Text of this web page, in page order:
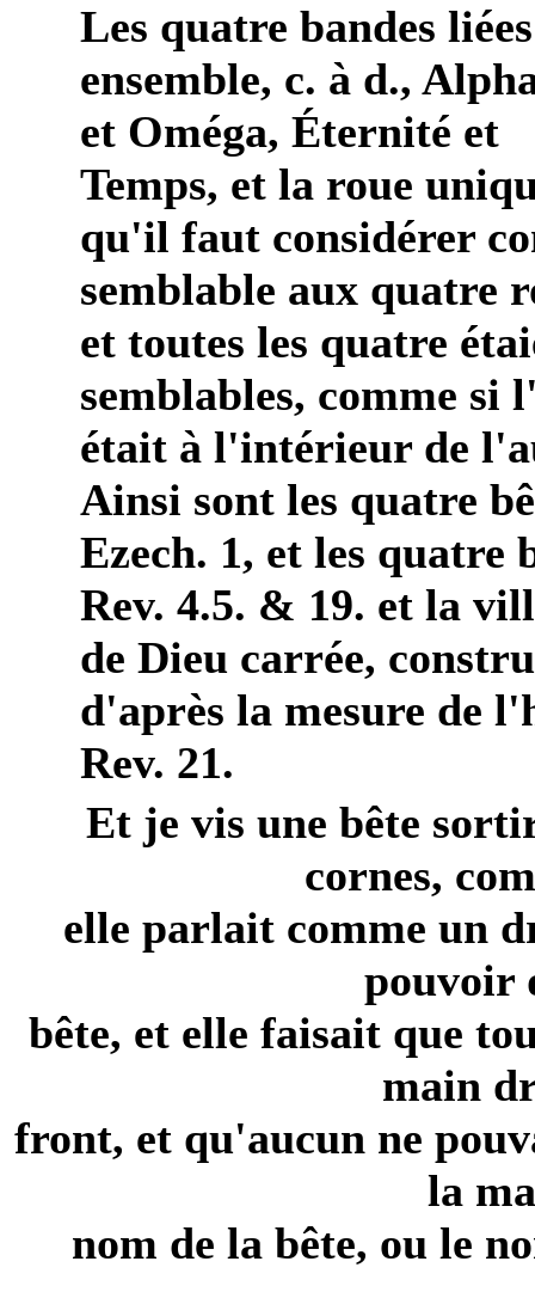
Les quatre bandes liées
ensemble, c. à d.,
et Oméga, Éternité et
Temps, et la roue
qu'il faut considérer
semblable aux quatre
et toutes les quatre
semblables, comme si
était à l'intérieur de
Ainsi sont les quatre
Ezech. 1, et les quatre
Rev. 4.5. & 19. et la
de Dieu carrée,
d'après la mesure de
Rev. 21.
Et je vis une bête
cornes,
elle parlait comme un
pouvoir
bête, et elle faisait que
main
front, et qu'aucun ne
la
nom de la bête, ou le